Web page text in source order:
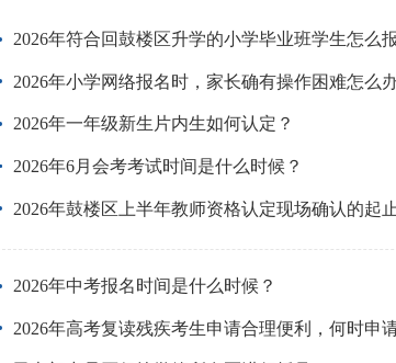
2026年符合回鼓楼区升学的小学毕业班学生怎么
2026年小学网络报名时，家长确有操作困难怎么
2026年一年级新生片内生如何认定？
2026年6月会考考试时间是什么时候？
2026年鼓楼区上半年教师资格认定现场确认的起
2026年中考报名时间是什么时候？
2026年高考复读残疾考生申请合理便利，何时申